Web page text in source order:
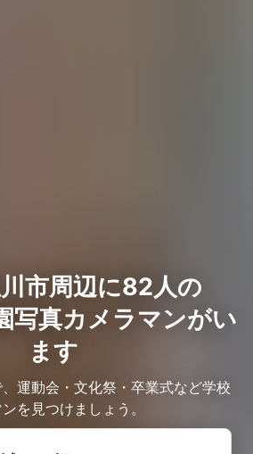
市周辺に82人の
写真カメラマンがい
ます
運動会・文化祭・卒業式など学校
を見つけましょう。